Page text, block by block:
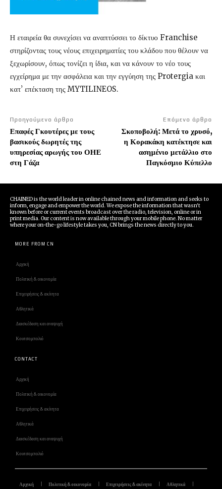
Η εταιρεία θα συνεχίσει να αναπτύσσει το δίκτυο Franchise
στηρίζοντας τους νέους επιχειρηματίες του κλάδου που θέλουν να
ξεχωρίσουν, όπως τονίζει η ίδια, και να κάνουν το νέο τους
εγχείρημα με την ασφάλεια και την εγγύηση της Protergia και
κατ’ επέκταση της MYTILINEOS.
Προηγούμενο άρθρο
Επαφές Γκουτέρες με τους
βασικούς δωρητές της
υπηρεσίας αρωγής του ΟΗΕ
στη Γάζα
Επόμενο άρθρο
Σκοποβολή: Μετά το χρυσό,
η Κορακάκη κατέκτησε και
ασημένιο μετάλλιο στο
Παγκόσμιο Κύπελλο
CHAINED is the world leader in online chained news and information and seeks to
inform, engage and empower the world. We expose the information that wasn't
known before or current events broadcast over the radio, television, online or in
print media. Our content is now available through your mobile phone. No matter
where your on-the-go lifestyle takes you, CN brings the news directly to you.
MORE FROM CN
Αρχική
Πολιτική & οικονομία
Επιχειρήσεις & ακίνητα
Αθλητικά
Διασκέδαση και αναψυχή
Κουτσομπολιό
CONTACT
Αρχική
Πολιτική & οικονομία
Επιχειρήσεις & ακίνητα
Αθλητικά
Διασκέδαση και αναψυχή
Κουτσομπολιό
Αρχική Πολιτική & οικονομία Επιχειρήσεις & ακίνητα Αθλητικά